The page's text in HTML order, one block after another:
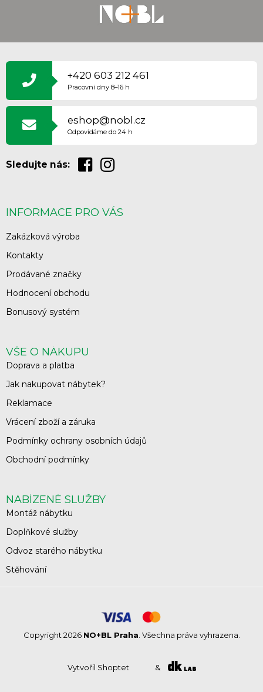
Á
T
+420 603 212 461
Pracovní dny 8–16 h
eshop@nobl.cz
Odpovídáme do 24 h
Sledujte nás:
INFORMACE PRO VÁS
Zakázková výroba
Kontakty
Prodávané značky
Hodnocení obchodu
Bonusový systém
VŠE O NÁKUPU
Doprava a platba
Jak nakupovat nábytek?
Reklamace
Vrácení zboží a záruka
Podmínky ochrany osobních údajů
Obchodní podmínky
NABÍZENÉ SLUŽBY
Montáž nábytku
Doplňkové služby
Odvoz starého nábytku
Stěhování
Vytvořil Shoptet &
Copyright 2026 NO+BL Praha . Všechna práva vyhrazena.